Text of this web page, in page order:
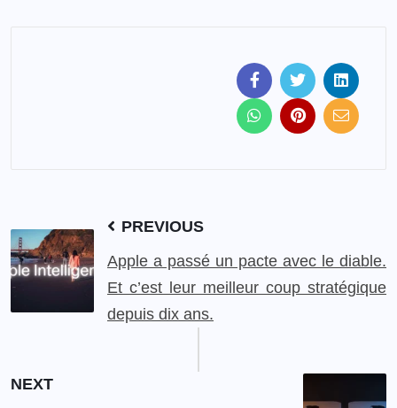
PREVIOUS
Apple a passé un pacte avec le diable.
Et c’est leur meilleur coup stratégique
depuis dix ans.
NEXT